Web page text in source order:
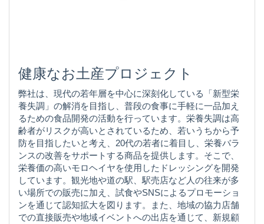
健康なお土産プロジェクト
弊社は、現代の若年層を中心に深刻化している「新型栄
養失調」の解消を目指し、普段の食事に手軽に一品加え
るための食品開発の活動を行っています。栄養失調は高
齢者がリスクが高いとされているため、若いうちから予
防を目指したいと考え、20代の若者に着目し、栄養バラ
ンスの改善をサポートする商品を提供します。そこで、
栄養価の高いモロヘイヤを使用したドレッシングを開発
しています。観光地や道の駅、駅売店など人の往来が多
い場所での販売に加え、試食やSNSによるプロモーショ
ンを通じて認知拡大を図ります。また、地域の協力店舗
での直接販売や地域イベントへの出店を通じて、新規顧